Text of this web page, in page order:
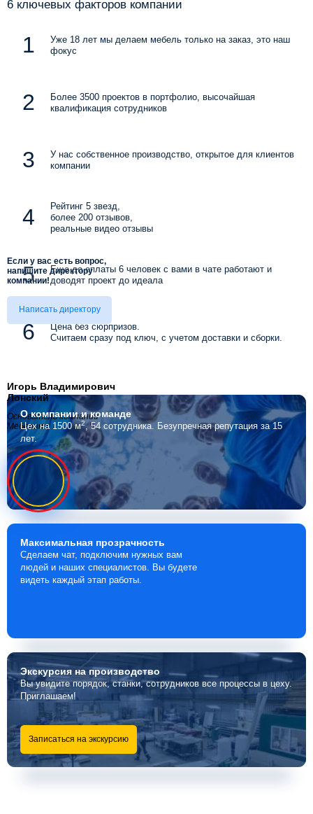
6 ключевых факторов компании
Уже 18 лет мы делаем мебель только на заказ, это наш
фокус
Более 3500 проектов в портфолио, высочайшая
квалификация сотрудников
У нас собственное производство, открытое для клиентов
компании
Рейтинг 5 звезд,
более 200 отзывов,
реальные видео отзывы
Еще до оплаты 6 человек с вами в чате работают и
доводят проект до идеала
Цена без сюрпризов.
Считаем сразу под ключ, с учетом доставки и сборки.
Если у вас есть вопрос,
напишите директору
компании!
Написать директору
Игорь Владимирович
Лонский
Основатель компании
Мебелино
О компаниии команде
Цех на 1500 м2, 54 сотрудника. Безупречная репутация за 15
лет.
Максимальная прозрачность
Сделаем чат, подключим нужных вам
людей и наших специалистов. Вы будете
видеть каждый этап работы.
Экскурсияна производство
Вы увидите порядок, станки, сотрудников все процессы в цеху.
Приглашаем!
Записаться на экскурсию